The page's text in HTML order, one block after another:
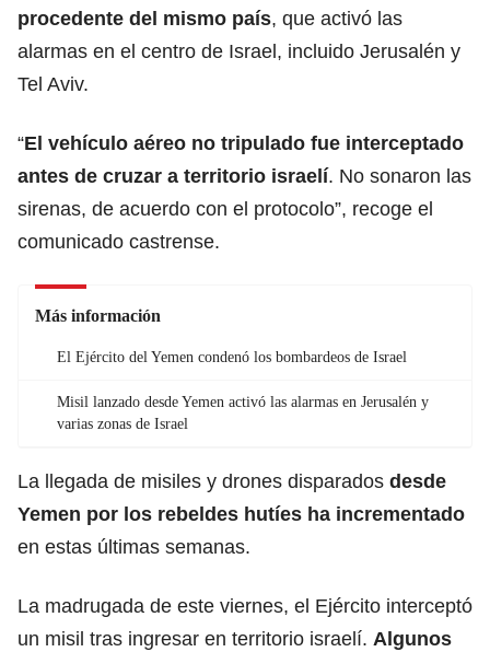
procedente del mismo país, que activó las
alarmas en el centro de Israel, incluido Jerusalén y
Tel Aviv.
“El vehículo aéreo no tripulado fue interceptado
antes de cruzar a territorio israelí. No sonaron las
sirenas, de acuerdo con el protocolo”, recoge el
comunicado castrense.
Más información
El Ejército del Yemen condenó los bombardeos de Israel
Misil lanzado desde Yemen activó las alarmas en Jerusalén y
varias zonas de Israel
La llegada de misiles y drones disparados desde
Yemen por los rebeldes hutíes ha incrementado
en estas últimas semanas.
La madrugada de este viernes, el Ejército interceptó
un misil tras ingresar en territorio israelí. Algunos